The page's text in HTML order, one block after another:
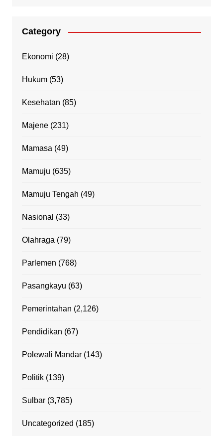
Category
Ekonomi (28)
Hukum(53)
Kesehatan (85)
Majene(231)
Mamasa (49)
Mamuju (635)
Mamuju Tengah (49)
Nasional (33)
Olahraga (79)
Parlemen (768)
Pasangkayu (63)
Pemerintahan (2,126)
Pendidikan (67)
Polewali Mandar(143)
Politik(139)
Sulbar(3,785)
Uncategorized (185)